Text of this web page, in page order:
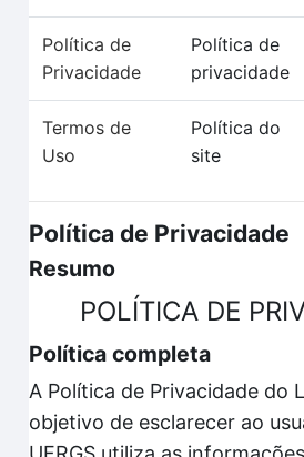
Política de
Privacidade
Política de
privacidade
Termos de
Uso
Política do
site
Política de Privacidade
Resumo
POLÍTICA DE
Política completa
A Política de Privacidade do
objetivo de esclarecer ao